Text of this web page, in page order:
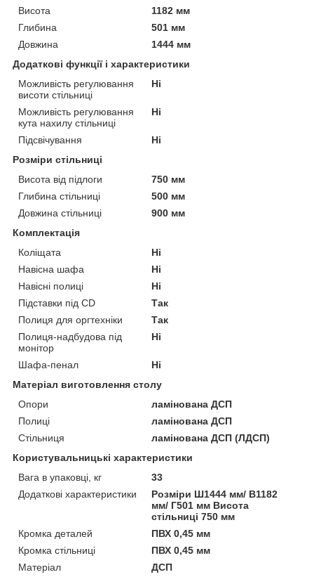
Висота
1182 мм
Глибина
501 мм
Довжина
1444 мм
Додаткові функції і характеристики
Можливість регулювання
висоти стільниці
Ні
Можливість регулювання
кута нахилу стільниці
Ні
Підсвічування
Ні
Розміри стільниці
Висота від підлоги
750 мм
Глибина стільниці
500 мм
Довжина стільниці
900 мм
Комплектація
Коліщата
Ні
Навісна шафа
Ні
Навісні полиці
Ні
Підставки під СD
Так
Полиця для оргтехніки
Так
Полиця-надбудова під
монітор
Ні
Шафа-пенал
Ні
Матеріал виготовлення столу
Опори
ламінована ДСП
Полиці
ламінована ДСП
Стільниця
ламінована ДСП (ЛДСП)
Користувальницькі характеристики
Вага в упаковці, кг
33
Додаткові характеристики
Розміри Ш1444 мм/ В1182
мм/ Г501 мм Висота
стільниці 750 мм
Кромка деталей
ПВХ 0,45 мм
Кромка стільниці
ПВХ 0,45 мм
Матеріал
ДСП